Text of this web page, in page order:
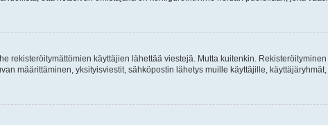
rekisteröitymättömien käyttäjien lähettää viestejä. Mutta kuitenkin. Rekisteröityminen
määrittäminen, yksityisviestit, sähköpostin lähetys muille käyttäjille, käyttäjäryhmät,